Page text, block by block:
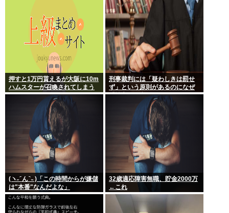
押すと1万円貰えるが大阪に10m
ハムスターが召喚されてしまう
ボタン
刑事裁判には「疑わしきは罰せ
ず」という原則があるのになぜ
「性交の同意がなかった」とい
う確かめようが無いもので有罪
になるの？
(ヽ˶ ᷇ ん ᷆ ˵ )「この時間からが嫌儲
は"本番"なんだよな」
32歳適応障害無職、貯金2000万
←これ